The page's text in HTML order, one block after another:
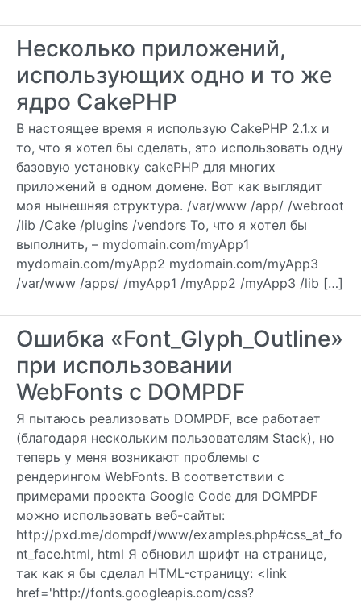
Несколько приложений,
использующих одно и то же
ядро ​​CakePHP
В настоящее время я использую CakePHP 2.1.x и
то, что я хотел бы сделать, это использовать одну
базовую установку cakePHP для многих
приложений в одном домене. Вот как выглядит
моя нынешняя структура. /var/www /app/ /webroot
/lib /Cake /plugins /vendors То, что я хотел бы
выполнить, – mydomain.com/myApp1
mydomain.com/myApp2 mydomain.com/myApp3
/var/www /apps/ /myApp1 /myApp2 /myApp3 /lib […]
Ошибка «Font_Glyph_Outline»
при использовании
WebFonts с DOMPDF
Я пытаюсь реализовать DOMPDF, все работает
(благодаря нескольким пользователям Stack), но
теперь у меня возникают проблемы с
рендерингом WebFonts. В соответствии с
примерами проекта Google Code для DOMPDF
можно использовать веб-сайты:
http://pxd.me/dompdf/www/examples.php#css_at_fo
nt_face.html, html Я обновил шрифт на странице,
так как я бы сделал HTML-страницу: <link
href='http://fonts.googleapis.com/css?